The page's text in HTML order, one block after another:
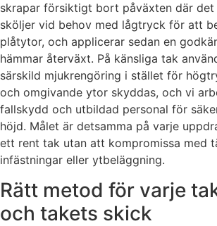
skrapar försiktigt bort påväxten där
sköljer vid behov med lågtryck för att
plåtytor, och applicerar sedan en
hämmar återväxt. På känsliga tak
särskild mjukrengöring i stället för
och omgivande ytor skyddas, och vi
fallskydd och utbildad personal för
höjd. Målet är detsamma på varje
ett rent tak utan att kompromissa med
infästningar eller ytbeläggning.
Rätt metod för varje
och takets skick